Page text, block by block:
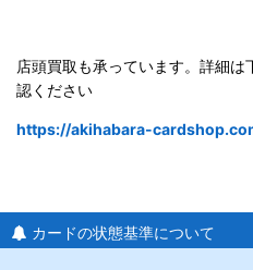
店頭買取も承っています。詳細
認ください
https://akihabara-
カードの状態基準について